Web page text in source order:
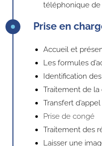
téléphonique
Prise en
Accueil et
Les formules
Identification
Traitement de
Transfert d’appel
Prise de congé
Traitement des
Laisser une